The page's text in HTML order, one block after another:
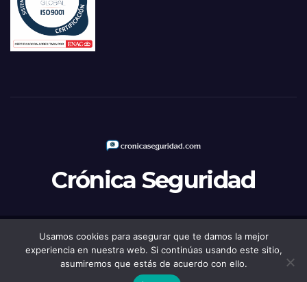
Crónica Seguridad
Funciona gracias a WordPress|Tema: Newsup deThemeansar
Aviso legal
Usamos cookies para asegurar que te damos la mejor
experiencia en nuestra web. Si continúas usando este sitio,
asumiremos que estás de acuerdo con ello.